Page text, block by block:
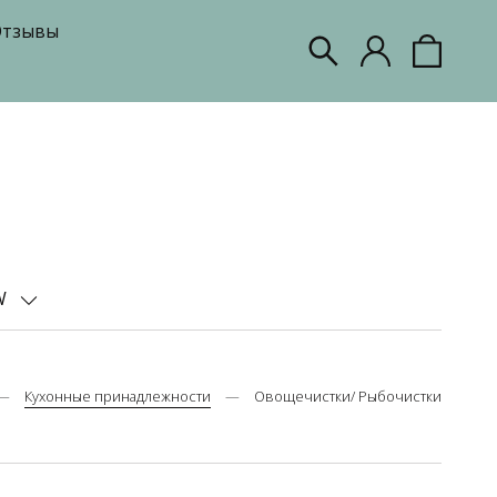
Кухонные принадлежности Овощечистки/ Рыбочистки